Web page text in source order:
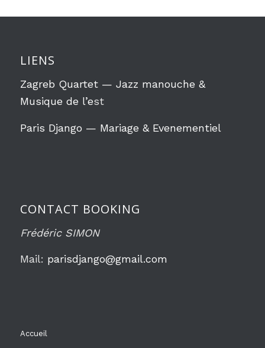
LIENS
Zagreb Quartet — Jazz manouche &
Musique de l’est
Paris Django — Mariage & Evenementiel
CONTACT BOOKING
Frédéric SIMON
Mail: parisdjango@gmail.com
Accueil